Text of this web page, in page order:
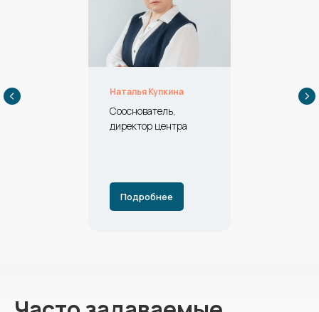
Наталья Купкина
Сооснователь,
директор центра
Подробнее